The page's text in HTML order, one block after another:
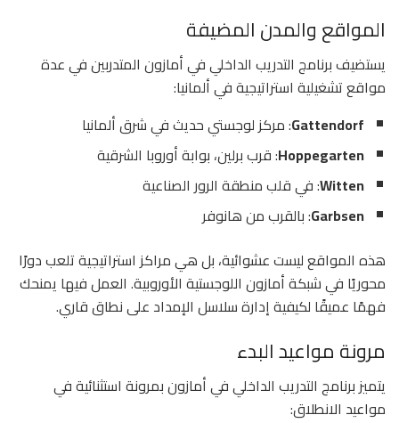
المواقع والمدن المضيفة
يستضيف برنامج التدريب الداخلي في أمازون المتدربين في عدة
مواقع تشغيلية استراتيجية في ألمانيا:
Gattendorf: مركز لوجستي حديث في شرق ألمانيا
Hoppegarten: قرب برلين، بوابة أوروبا الشرقية
Witten: في قلب منطقة الرور الصناعية
Garbsen: بالقرب من هانوفر
هذه المواقع ليست عشوائية، بل هي مراكز استراتيجية تلعب دورًا
محوريًا في شبكة أمازون اللوجستية الأوروبية. العمل فيها يمنحك
فهمًا عميقًا لكيفية إدارة سلاسل الإمداد على نطاق قاري.
مرونة مواعيد البدء
يتميز برنامج التدريب الداخلي في أمازون بمرونة استثنائية في
مواعيد الانطلاق: